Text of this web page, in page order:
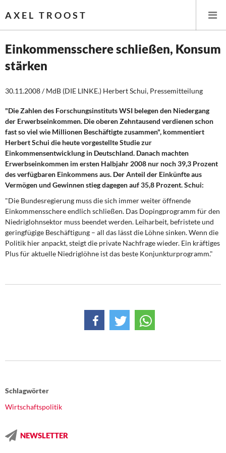
AXEL TROOST
Startseite
Themen
Leitlinien linker Wirtschafts- und Finanzpolitik
Wirtschaftspolitik
Steuer- und Finanzpolitik
Öffentliche Infrastruktur und Daseinsvorsorge
Eurokrise und Griechenland
DIE LINKE
Weitere Themen
Rosa-Luxemburg-Stiftung
Einkommensschere schließen, Konsum
stärken
30.11.2008 / MdB (DIE LINKE.) Herbert Schui, Pressemitteilung
"Die Zahlen des Forschungsinstituts WSI belegen den Niedergang
der Erwerbseinkommen. Die oberen Zehntausend verdienen schon
fast so viel wie Millionen Beschäftigte zusammen", kommentiert
Herbert Schui die heute vorgestellte Studie zur
Einkommensentwicklung in Deutschland. Danach machten
Erwerbseinkommen im ersten Halbjahr 2008 nur noch 39,3 Prozent
des verfügbaren Einkommens aus. Der Anteil der Einkünfte aus
Vermögen und Gewinnen stieg dagegen auf 35,8 Prozent. Schui:
"Die Bundesregierung muss die sich immer weiter öffnende
Einkommensschere endlich schließen. Das Dopingprogramm für den
Niedriglohnsektor muss beendet werden. Leiharbeit, befristete und
geringfügige Beschäftigung – all das lässt die Löhne sinken. Wenn die
Politik hier anpackt, steigt die private Nachfrage wieder. Ein kräftiges
Plus für aktuelle Niedriglöhne ist das beste Konjunkturprogramm."
Schlagwörter
Wirtschaftspolitik
NEWSLETTER